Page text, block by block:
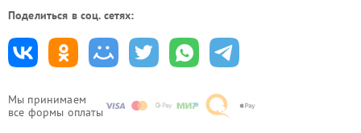
Мы принимаем
все формы оплаты
Поделиться в соц. сетях: